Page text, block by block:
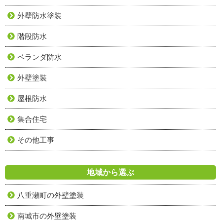
外壁防水塗装
階段防水
ベランダ防水
外壁塗装
屋根防水
集合住宅
その他工事
地域から選ぶ
八重瀬町の外壁塗装
南城市の外壁塗装